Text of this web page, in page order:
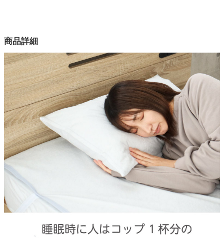
家電・照明器具
インテリア雑貨
ガーデン
タワー
1色
表生地
綿100％シンカーパイル(パイルハイ3.2mm)+グランド：ポリエ
ステル100％
裏生地
ポリウレタン樹脂コーティング2S
目付
160g/m2
洗濯
洗濯機OK（ネット使用）、乾燥機NG
原産国
商品詳細